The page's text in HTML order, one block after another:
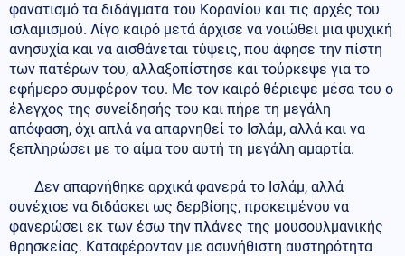
φανατισμό τα διδάγματα του Κορανίου και τις αρχές του
ισλαμισμού. Λίγο καιρό μετά άρχισε να νοιώθει μια ψυχική
ανησυχία και να αισθάνεται τύψεις, που άφησε την πίστη
των πατέρων του, αλλαξοπίστησε και τούρκεψε για το
εφήμερο συμφέρον του. Με τον καιρό θέριεψε μέσα του ο
έλεγχος της συνείδησής του και πήρε τη μεγάλη
απόφαση, όχι απλά να απαρνηθεί το Ισλάμ, αλλά και να
ξεπληρώσει με το αίμα του αυτή τη μεγάλη αμαρτία.
Δεν απαρνήθηκε αρχικά φανερά το Ισλάμ, αλλά
συνέχισε να διδάσκει ως δερβίσης, προκειμένου να
φανερώσει εκ των έσω την πλάνες της μουσουλμανικής
θρησκείας. Καταφέρονταν με ασυνήθιστη αυστηρότητα